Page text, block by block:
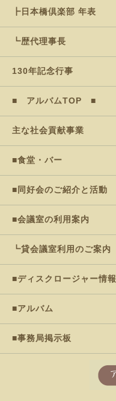
┣日本橋倶楽部 年表
┗歴代理事長
130年記念行事
■ アルバムTOP ■
主な社会貢献事業
■食堂・バー
■同好会のご紹介と活動
■会議室の利用案内
┗貸会議室利用のご案内
■ディスクロージャー情報
■アルバム
■事務局掲示板